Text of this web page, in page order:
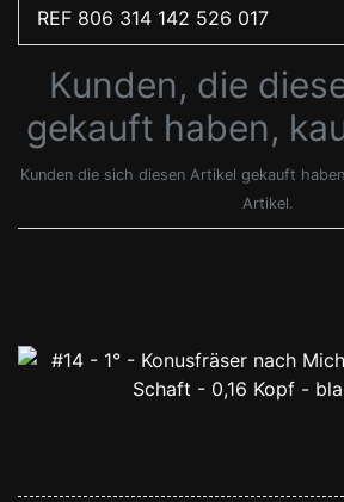
REF 806 314 142 526 017
Kunden, die
gekauft haben,
Kunden die sich diesen Artikel gekauft
Artikel.